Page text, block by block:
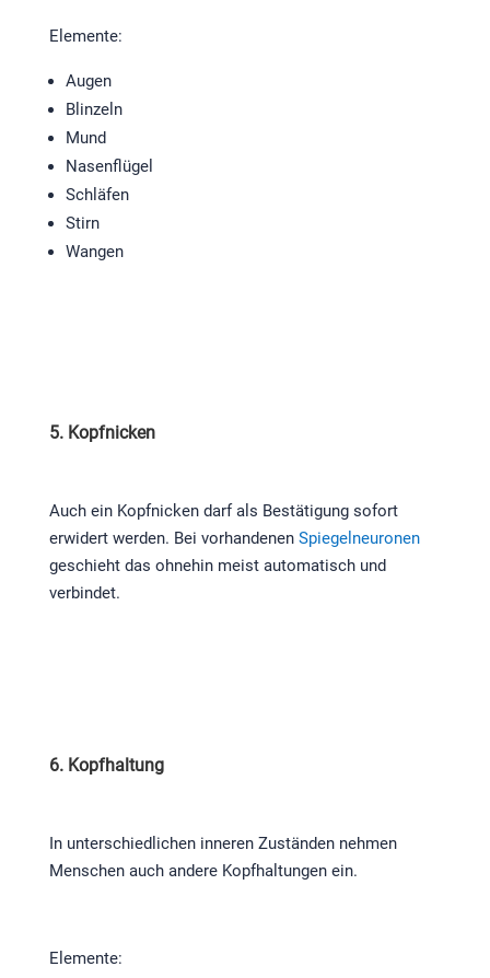
Elemente:
Augen
Blinzeln
Mund
Nasenflügel
Schläfen
Stirn
Wangen
5. Kopfnicken
Auch ein Kopfnicken darf als Bestätigung sofort
erwidert werden. Bei vorhandenen Spiegelneuronen
geschieht das ohnehin meist automatisch und
verbindet.
6. Kopfhaltung
In unterschiedlichen inneren Zuständen nehmen
Menschen auch andere Kopfhaltungen ein.
Elemente: